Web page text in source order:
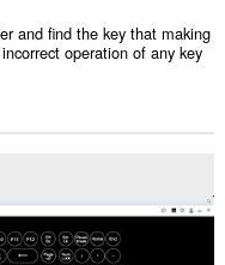
and find the key that making
operation of any key